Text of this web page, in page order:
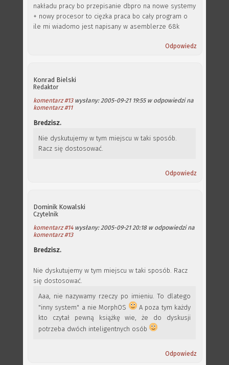
nakładu pracy bo przepisanie dbpro na nowe systemy
+ nowy procesor to cięzka praca bo cały program o
ile mi wiadomo jest napisany w asemblerze 68k
Odpowiedz
Konrad Bielski
Redaktor
komentarz #13wysłany: 2005-09-21 19:55 w odpowiedzi na
komentarz #11
Bredzisz.
Nie dyskutujemy w tym miejscu w taki sposób.
Racz się dostosować.
Odpowiedz
Dominik Kowalski
Czytelnik
komentarz #14wysłany: 2005-09-21 20:18 w odpowiedzi na
komentarz #13
Bredzisz.
Nie dyskutujemy w tym miejscu w taki sposób. Racz
się dostosować.
Aaa, nie nazywamy rzeczy po imieniu. To dlatego
"inny system" a nie MorphOS
A poza tym każdy
kto czytał pewną książkę wie, że do dyskusji
potrzeba dwóch inteligentnych osób
Odpowiedz